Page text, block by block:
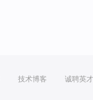
技术博客 诚聘英才